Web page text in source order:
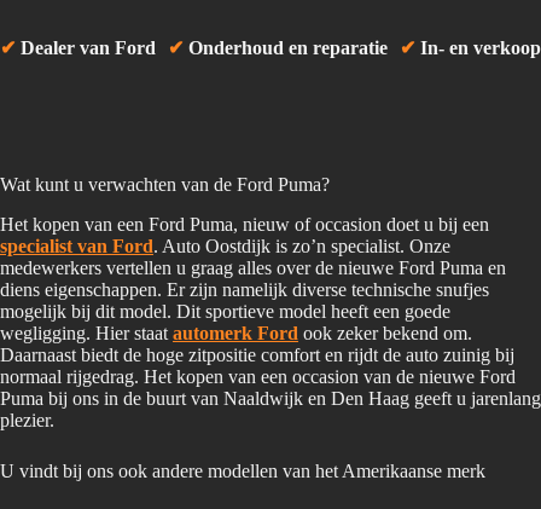
✔ Dealer van Ford ✔ Onderhoud en reparatie ✔ In- en verkoop
Wat kunt u verwachten van de Ford Puma?
Het kopen van een Ford Puma, nieuw of occasion doet u bij een
specialist van Ford. Auto Oostdijk is zo’n specialist. Onze
medewerkers vertellen u graag alles over de nieuwe Ford Puma en
diens eigenschappen. Er zijn namelijk diverse technische snufjes
mogelijk bij dit model. Dit sportieve model heeft een goede
wegligging. Hier staat automerk Ford ook zeker bekend om.
Daarnaast biedt de hoge zitpositie comfort en rijdt de auto zuinig bij
normaal rijgedrag. Het kopen van een occasion van de nieuwe Ford
Puma bij ons in de buurt van Naaldwijk en Den Haag geeft u jarenlang
plezier.
U vindt bij ons ook andere modellen van het Amerikaanse merk